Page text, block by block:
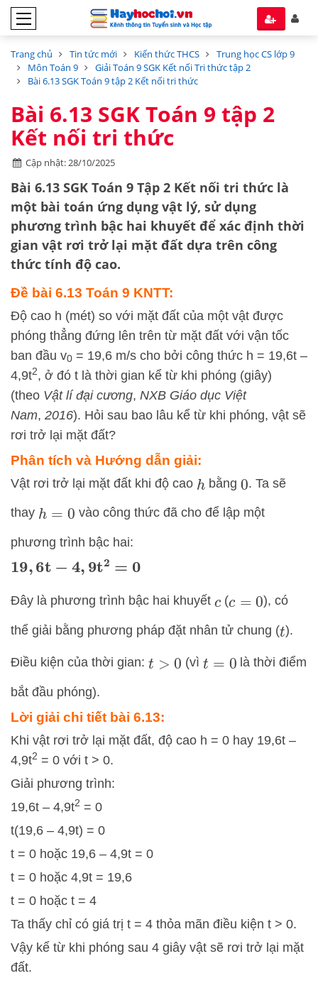
Trang chủ Tin tức mới Kiến thức THCS
Trung học CS lớp 9
Môn Toán 9
Giải Toán 9 SGK Kết nối Tri thức tập 2
Bài 6.13 SGK Toán 9 tập 2 Kết nối tri thức
Bài 6.13 SGK Toán 9 tập 2
Kết nối tri thức
Cập nhật: 28/10/2025
Bài 6.13 SGK Toán 9 Tập 2 Kết nối tri thức là
một bài toán ứng dụng vật lý, sử dụng
phương trình bậc hai khuyết để xác định thời
gian vật rơi trở lại mặt đất dựa trên công
thức tính độ cao.
Đề bài 6.13 Toán 9 KNTT:
Độ cao h (mét) so với mặt đất của một vật được
phóng thẳng đứng lên trên từ mặt đất với vận tốc
ban đầu v0 = 19,6 m/s cho bởi công thức h = 19,6t –
4,9t2, ở đó t là thời gian kể từ khi phóng (giây)
(theo Vật lí đại cương, NXB Giáo dục Việt
Nam, 2016). Hỏi sau bao lâu kể từ khi phóng, vật sẽ
rơi trở lại mặt đất?
Phân tích và Hướng dẫn giải:
Vật rơi trở lại mặt đất khi độ cao h bằng0. Ta sẽ
thay h =0 vào công thức đã cho để lập một
phương trình bậc hai:
19,6t− 4, 9t2 =0
Đây là phương trình bậc hai khuyết c (c =0 ), có
thể giải bằng phương pháp đặt nhân tử chung (t).
Điều kiện của thời gian: t>0 (vìt=0 là thời điểm
bắt đầu phóng).
Lời giải chi tiết bài 6.13:
Khi vật rơi trở lại mặt đất, độ cao h = 0 hay 19,6t –
4,9t2 = 0 với t > 0.
Giải phương trình:
19,6t – 4,9t2 = 0
t(19,6 – 4,9t) = 0
t = 0 hoặc 19,6 – 4,9t = 0
t = 0 hoặc 4,9t = 19,6
t = 0 hoặc t = 4
Ta thấy chỉ có giá trị t = 4 thỏa mãn điều kiện t > 0.
Vậy kể từ khi phóng sau 4 giây vật sẽ rơi trở lại mặt
đất.